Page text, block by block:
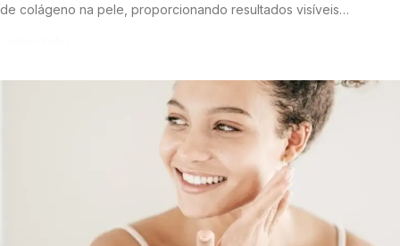
de colágeno na pele, proporcionando resultados visíveis…